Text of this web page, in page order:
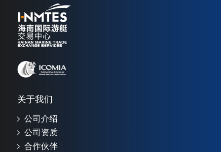
关于我们
公司介绍
公司资质
合作伙伴